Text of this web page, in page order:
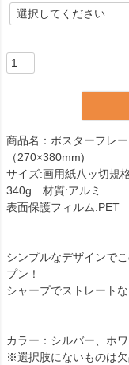
(
必
商品名：ポスターフレ
（270×380mm)
サイズ:画用紙八ッ切規
340g 材質:アルミ
表面保護フィルム:PET
シンプルなデザインで
プン！
シャープでストレート
カラー：シルバー、ホ
※選択肢にないものは欠